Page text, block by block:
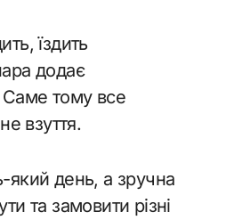
їздить
додає
Саме тому все
взуття.
який день, а зручна
та замовити різні